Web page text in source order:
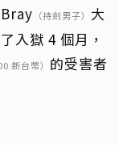
（持劍男子） 大
入獄 4 個月，
新台幣） 的受害者